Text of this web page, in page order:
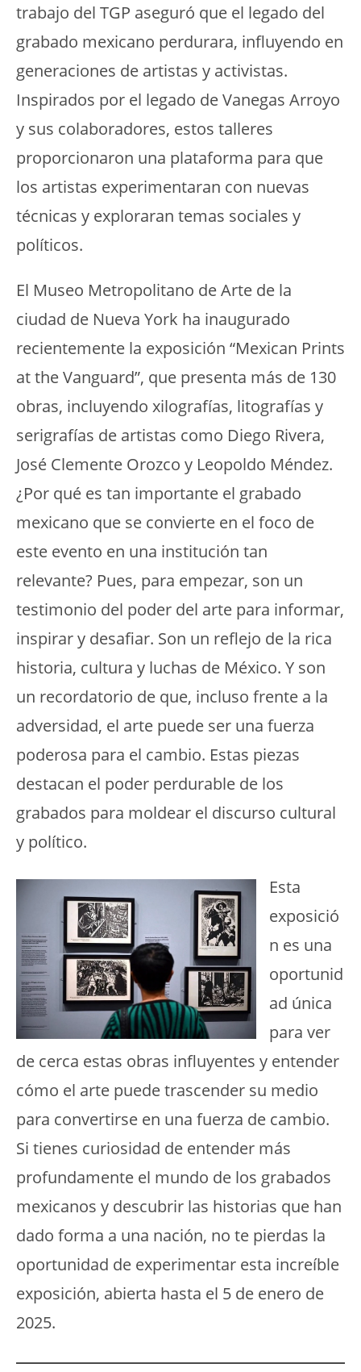
trabajo del TGP aseguró que el legado del
grabado mexicano perdurara, influyendo en
generaciones de artistas y activistas.
Inspirados por el legado de Vanegas Arroyo
y sus colaboradores, estos talleres
proporcionaron una plataforma para que
los artistas experimentaran con nuevas
técnicas y exploraran temas sociales y
políticos.
El Museo Metropolitano de Arte de la
ciudad de Nueva York ha inaugurado
recientemente la exposición “Mexican Prints
at the Vanguard”, que presenta más de 130
obras, incluyendo xilografías, litografías y
serigrafías de artistas como Diego Rivera,
José Clemente Orozco y Leopoldo Méndez.
¿Por qué es tan importante el grabado
mexicano que se convierte en el foco de
este evento en una institución tan
relevante? Pues, para empezar, son un
testimonio del poder del arte para informar,
inspirar y desafiar. Son un reflejo de la rica
historia, cultura y luchas de México. Y son
un recordatorio de que, incluso frente a la
adversidad, el arte puede ser una fuerza
poderosa para el cambio. Estas piezas
destacan el poder perdurable de los
grabados para moldear el discurso cultural
y político.
Esta
exposició
n es una
oportunid
ad única
para ver
de cerca estas obras influyentes y entender
cómo el arte puede trascender su medio
para convertirse en una fuerza de cambio.
Si tienes curiosidad de entender más
profundamente el mundo de los grabados
mexicanos y descubrir las historias que han
dado forma a una nación, no te pierdas la
oportunidad de experimentar esta increíble
exposición, abierta hasta el 5 de enero de
2025.